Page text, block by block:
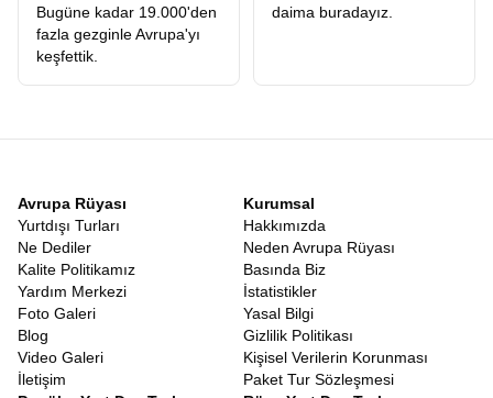
Bugüne kadar 19.000'den
fazla gezginle Avrupa'yı
keşfettik.
daima buradayız.
Avrupa Rüyası
Yurtdışı Turları
Ne Dediler
Kalite Politikamız
Yardım Merkezi
Foto Galeri
Blog
Video Galeri
İletişim
Kurumsal
Hakkımızda
Neden Avrupa Rüyası
Basında Biz
İstatistikler
Yasal Bilgi
Gizlilik Politikası
Kişisel Verilerin Korunması
Paket Tur Sözleşmesi